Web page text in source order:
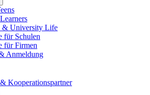
& University Life
für Schulen
für Firmen
Anmeldung
Kooperationspartner